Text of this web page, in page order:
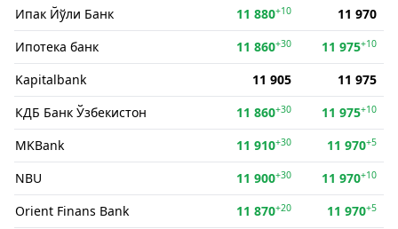
Ипак Йўли Банк 11 880+10
11 970
Ипотека банк
11 860+30 11 975+10
Kapitalbank 11 905
11 975
КДБ Банк Ўзбекистон
11 860+30 11 975+10
MKBank 11 910+30 11 970+5
NBU 11 900+30 11 970+10
Orient Finans Bank 11 870+20 11 970+5